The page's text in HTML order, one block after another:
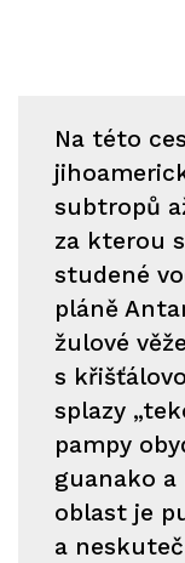
Na této
subtropů
za kterou
studené
pláně
žulové
s
splazy
pampy
guanako
oblast je
a